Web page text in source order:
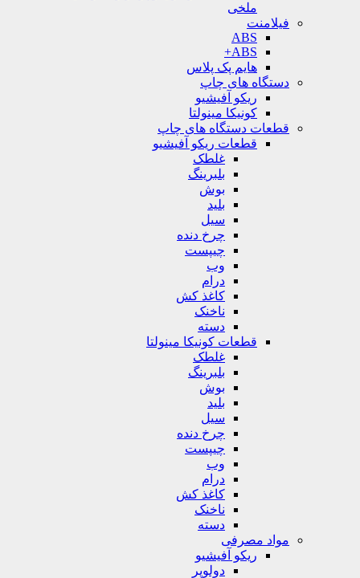
ملخی
فیلامنت
ABS
ABS+
هایم پک پلاس
دستگاه های چاپ
ریکو آفیشیو
کونیکا مینولتا
قطعات دستگاه های چاپ
قطعات ریکو آفیشیو
غلطک
بلبرینگ
بوش
بلید
سیل
چرخ دنده
چیپست
وب
درام
کاغذ کش
ناخنک
دسته
قطعات کونیکا مینولتا
غلطک
بلبرینگ
بوش
بلید
سیل
چرخ دنده
چیپست
وب
درام
کاغذ کش
ناخنک
دسته
مواد مصرفی
ریکو آفیشیو
دولوپر